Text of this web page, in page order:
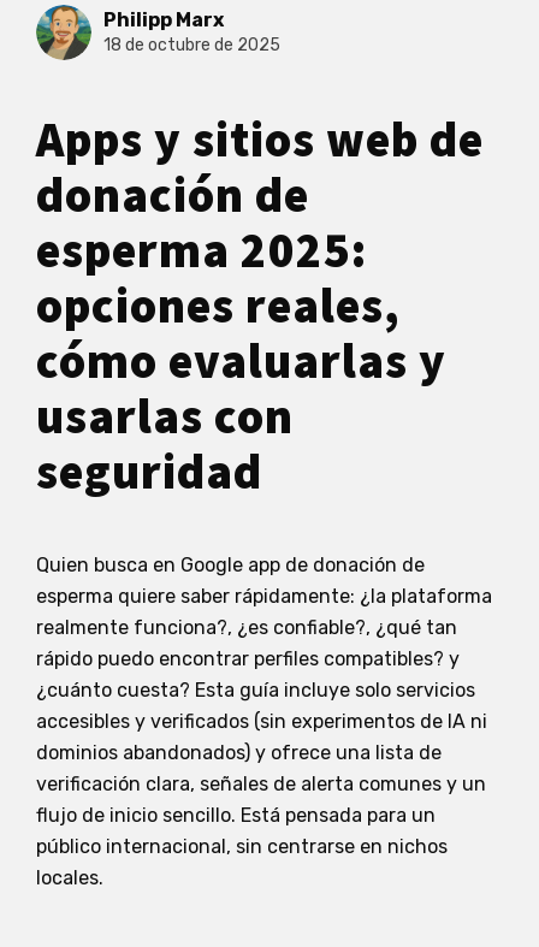
Philipp Marx
18 de octubre de 2025
Apps y sitios web de
donación de
esperma 2025:
opciones reales,
cómo evaluarlas y
usarlas con
seguridad
Quien busca en Google app de donación de
esperma quiere saber rápidamente: ¿la plataforma
realmente funciona?, ¿es confiable?, ¿qué tan
rápido puedo encontrar perfiles compatibles? y
¿cuánto cuesta? Esta guía incluye solo servicios
accesibles y verificados (sin experimentos de IA ni
dominios abandonados) y ofrece una lista de
verificación clara, señales de alerta comunes y un
flujo de inicio sencillo. Está pensada para un
público internacional, sin centrarse en nichos
locales.